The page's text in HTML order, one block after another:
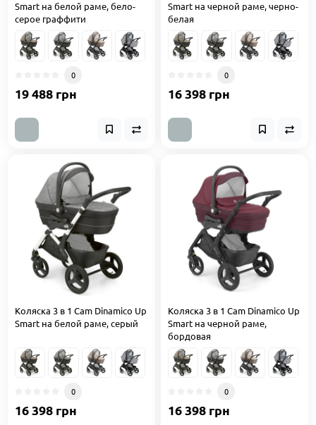
Smart на белой раме, бело-
серое граффити
0
19 488 грн
Smart на черной раме, черно-
белая
0
16 398 грн
Коляска 3 в 1 Cam Dinamico Up
Smart на белой раме, серый
0
16 398 грн
Коляска 3 в 1 Cam Dinamico Up
Smart на черной раме,
бордовая
0
16 398 грн